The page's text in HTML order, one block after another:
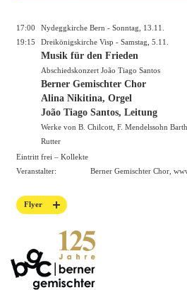
17:00
Nydeggkirche Bern - Sonntag, 13.11.
19:15
Dreikönigskirche Visp - Samstag, 5.11.
Musik für den Frieden
Abschiedskonzert João Tiago Santos
Berner Gemischter Chor
Alina Nikitina, Orgel
João Tiago Santos, Leitung
Werke von B. Chilcott, F. Mendelssohn
Rutter
Eintritt frei – Kollekte
Veranstalter:
Berner Gemischter Chor,
Flyer